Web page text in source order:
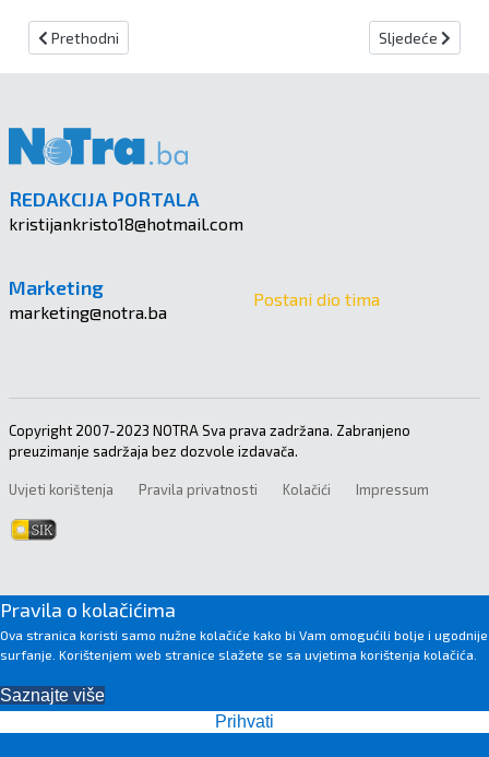
Prethodni članak: Impressum
Prethodni Sljedeći članak:
Sljedeće
REDAKCIJA PORTALA
kristijankristo18@hotmail.com
Marketing
marketing@notra.ba
Postani dio tima
Copyright 2007-2023 NOTRA Sva prava zadržana. Zabranjeno
preuzimanje sadržaja bez dozvole izdavača.
Uvjeti korištenja Pravila privatnosti Kolačići Impressum
Pravila o kolačićima
Ova stranica koristi samo nužne kolačiće kako bi Vam omogućili bolje i ugodnije
surfanje. Korištenjem web stranice slažete se sa uvjetima korištenja kolačića.
Saznajte više
Prihvati